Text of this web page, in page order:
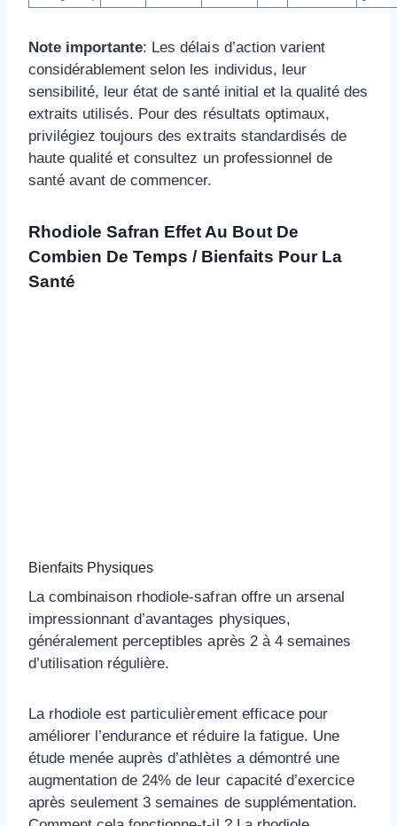
Note importante: Les délais d’action varient
considérablement selon les individus, leur
sensibilité, leur état de santé initial et la qualité des
extraits utilisés. Pour des résultats optimaux,
privilégiez toujours des extraits standardisés de
haute qualité et consultez un professionnel de
santé avant de commencer.
Rhodiole Safran Effet Au Bout De
Combien De Temps / Bienfaits Pour La
Santé
Bienfaits Physiques
La combinaison rhodiole-safran offre un arsenal
impressionnant d’avantages physiques,
généralement perceptibles après 2 à 4 semaines
d’utilisation régulière.
La rhodiole est particulièrement efficace pour
améliorer l’endurance et réduire la fatigue. Une
étude menée auprès d’athlètes a démontré une
augmentation de 24% de leur capacité d’exercice
après seulement 3 semaines de supplémentation.